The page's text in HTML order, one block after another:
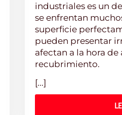
industriales es un
se enfrentan
superficie
pueden presentar
afectan a la hora de
recubrimiento.
[...]